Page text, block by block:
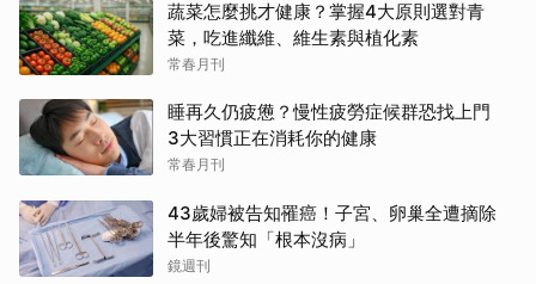
蔬菜怎麼挑才健康？掌握4大原則選對青
菜，吃進纖維、維生素與植化素
常春月刊
睡再久仍疲憊？慢性疲勞症候群恐找上門
3大習慣正在消耗你的健康
常春月刊
43歲婦被告知罹癌！子宮、卵巢全遭摘除
半年後驚知「根本沒病」
鏡週刊